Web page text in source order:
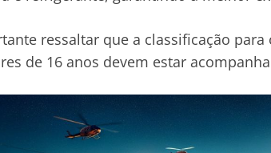
ressaltar que a classificação
de 16 anos devem estar